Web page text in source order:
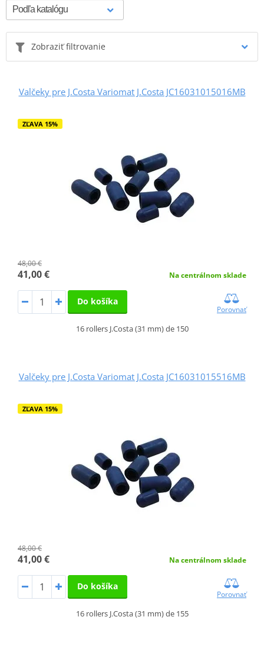
Zobraziť filtrovanie
Valčeky pre J.Costa Variomat J.Costa JC16031015016MB
ZĽAVA 15%
48,00 €
41,00 € Na centrálnom sklade
Do košíka
Porovnať
16 rollers J.Costa (31 mm) de 150
Valčeky pre J.Costa Variomat J.Costa JC16031015516MB
ZĽAVA 15%
48,00 €
41,00 € Na centrálnom sklade
Do košíka
Porovnať
16 rollers J.Costa (31 mm) de 155